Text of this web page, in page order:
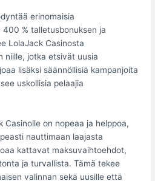
erinomaisia
% talletusbonuksen ja
LolaJack Casinosta
niille, jotka etsivät uusia
lisäksi säännöllisiä kampanjoita
uskollisia pelaajia
Casinolle on nopeaa ja helppoa,
nauttimaan laajasta
kattavat maksuvaihtoehdot,
ja turvallista. Tämä tekee
valinnan sekä uusille että